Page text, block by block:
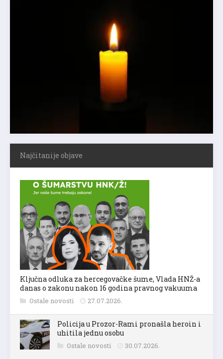
Najčitanije objave
Ključna odluka za hercegovačke šume, Vlada HNŽ-a
danas o zakonu nakon 16 godina pravnog vakuuma
Ostale novosti 27.07.2026.
Policija u Prozor-Rami pronašla heroin i
uhitila jednu osobu
Ostale novosti 30.07.2026.